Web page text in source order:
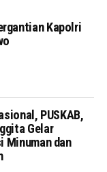
Kapolri
PUSKAB,
Gelar
Minuman dan